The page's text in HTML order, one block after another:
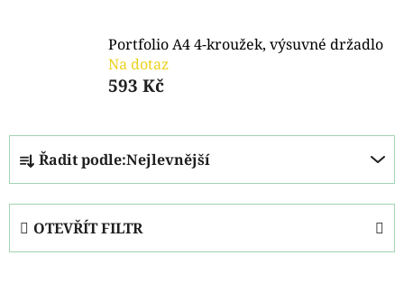
Portfolio A4 4-kroužek, výsuvné držadlo
Na dotaz
593 Kč
Ř
a
z
n
Řadit podle:Nejlevnější
OTEVŘÍT FILTR